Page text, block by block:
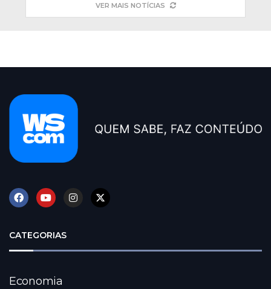
VER MAIS NOTÍCIAS
CATEGORIAS
Economia